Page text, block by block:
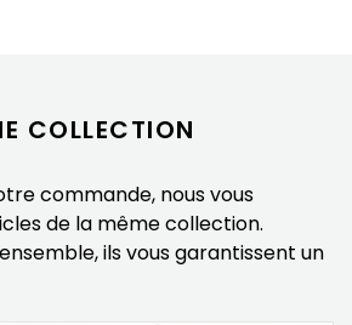
COLLECTION
commande, nous vous
de la même collection.
ils vous garantissent un